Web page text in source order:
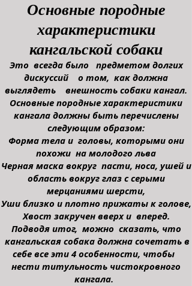
Основные породные
характеристики
кангальской собаки
Это всегда было предметом долгих
дискуссий о том, как должна
выглядеть внешность собаки кангал.
Основные породные характеристики
кангала должны быть перечислены
следующим образом:
Форма тела и головы, которыми они
похожи на молодого льва
Черная маска вокруг пасти, носа, ушей и
область вокруг глаз с серыми
мерцаниями шерсти,
Уши близко и плотно прижаты к голове,
Хвост закручен вверх и вперед.
Подводя итог, можно сказать, что
кангальская собака должна сочетать в
себе все эти 4 особенности, чтобы
нести титульность чистокровного
кангала.